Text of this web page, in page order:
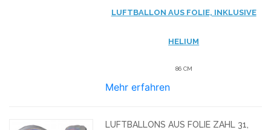
LUFTBALLON AUS FOLIE, INKLUSIVE
HELIUM
86 CM
Mehr erfahren
LUFTBALLONS AUS FOLIE ZAHL 31,